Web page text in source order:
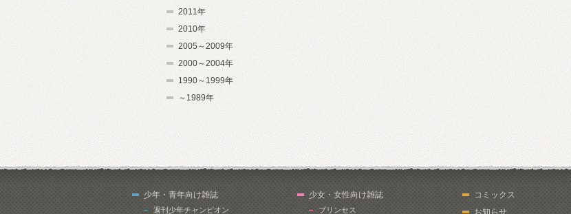
2011年
2010年
2005～2009年
2000～2004年
1990～1999年
～1989年
少年・青年向け雑誌
週刊少年チャンピオン
少女・女性向け雑誌
プリンセス
コミックス
お知らせ